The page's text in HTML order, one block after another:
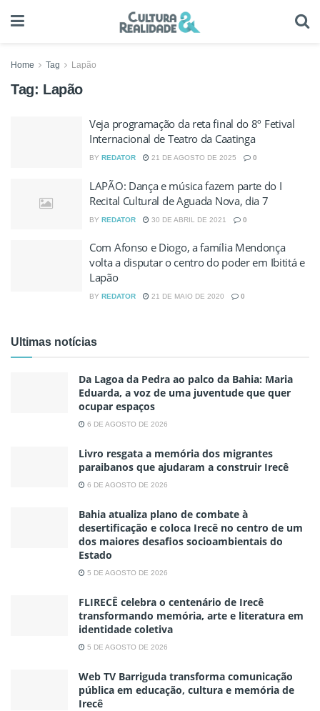
Home Tag Lapão
Tag: Lapão
Veja programação da reta final do 8º Fetival
Internacional de Teatro da Caatinga
BY REDATOR 21 DE AGOSTO DE 2025 0
LAPÃO: Dança e música fazem parte do I
Recital Cultural de Aguada Nova, dia 7
BY REDATOR 30 DE ABRIL DE 2021 0
Com Afonso e Diogo, a família Mendonça
volta a disputar o centro do poder em Ibititá e
Lapão
BY REDATOR 21 DE MAIO DE 2020 0
Ultimas notícias
Da Lagoa da Pedra ao palco da Bahia: Maria
Eduarda, a voz de uma juventude que quer
ocupar espaços
6 DE AGOSTO DE 2026
Livro resgata a memória dos migrantes
paraibanos que ajudaram a construir Irecê
6 DE AGOSTO DE 2026
Bahia atualiza plano de combate à
desertificação e coloca Irecê no centro de um
dos maiores desafios socioambientais do
Estado
5 DE AGOSTO DE 2026
FLIRECÊ celebra o centenário de Irecê
transformando memória, arte e literatura em
identidade coletiva
5 DE AGOSTO DE 2026
Web TV Barriguda transforma comunicação
pública em educação, cultura e memória de
Irecê